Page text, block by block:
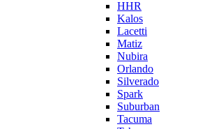
HHR
Kalos
Lacetti
Matiz
Nubira
Orlando
Silverado
Spark
Suburban
Tacuma